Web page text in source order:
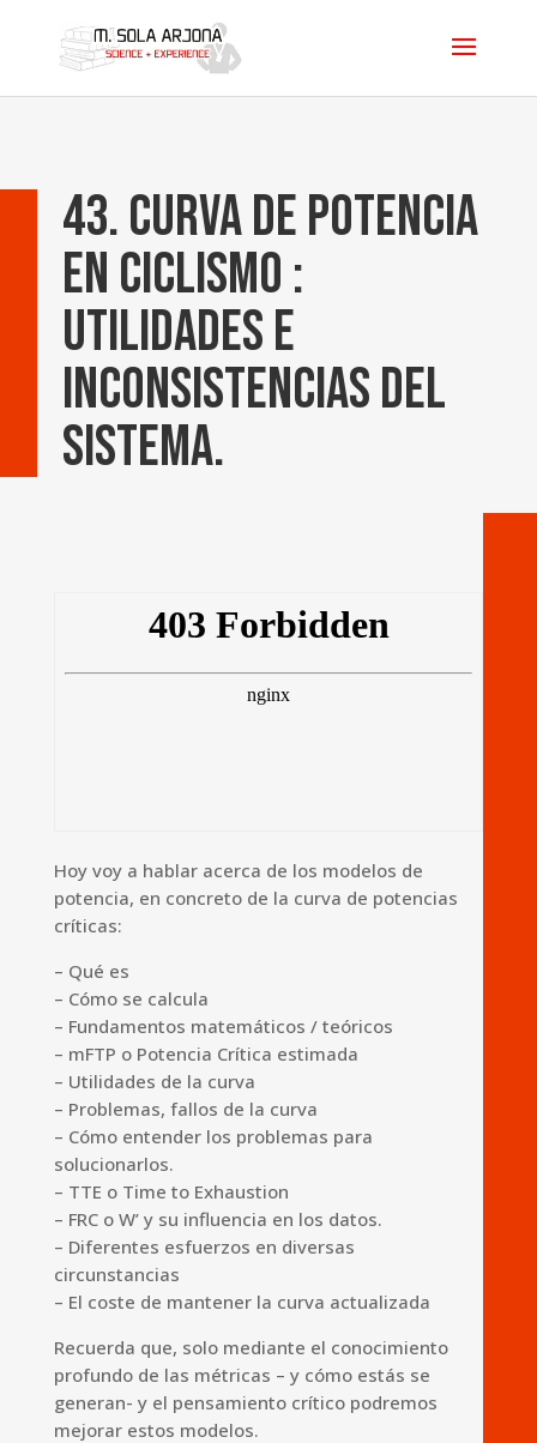
43. Curva de Potencia
en Ciclismo :
utilidades e
inconsistencias del
sistema.
Hoy voy a hablar acerca de los modelos de
potencia, en concreto de la curva de potencias
críticas:
– Qué es
– Cómo se calcula
– Fundamentos matemáticos / teóricos
– mFTP o Potencia Crítica estimada
– Utilidades de la curva
– Problemas, fallos de la curva
– Cómo entender los problemas para
solucionarlos.
– TTE o Time to Exhaustion
– FRC o W’ y su influencia en los datos.
– Diferentes esfuerzos en diversas
circunstancias
– El coste de mantener la curva actualizada
Recuerda que, solo mediante el conocimiento
profundo de las métricas – y cómo estás se
generan- y el pensamiento crítico podremos
mejorar estos modelos.